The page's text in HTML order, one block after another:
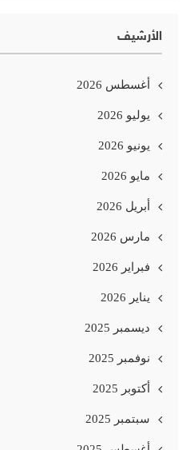
الأرشيف
أغسطس 2026
يوليو 2026
يونيو 2026
مايو 2026
أبريل 2026
مارس 2026
فبراير 2026
يناير 2026
ديسمبر 2025
نوفمبر 2025
أكتوبر 2025
سبتمبر 2025